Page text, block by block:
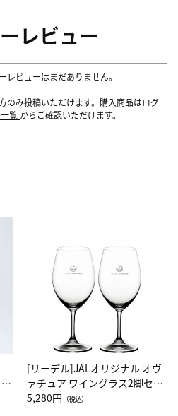
レビュー
レビューはまだありません。
のみ投稿いただけます。購入商品はログ
覧 からご確認いただけます。
[リーデル]JALオリジナル オヴ
ァチュア ワイングラス2脚セッ
ト（レッドワイン）
5,280円 （税込）